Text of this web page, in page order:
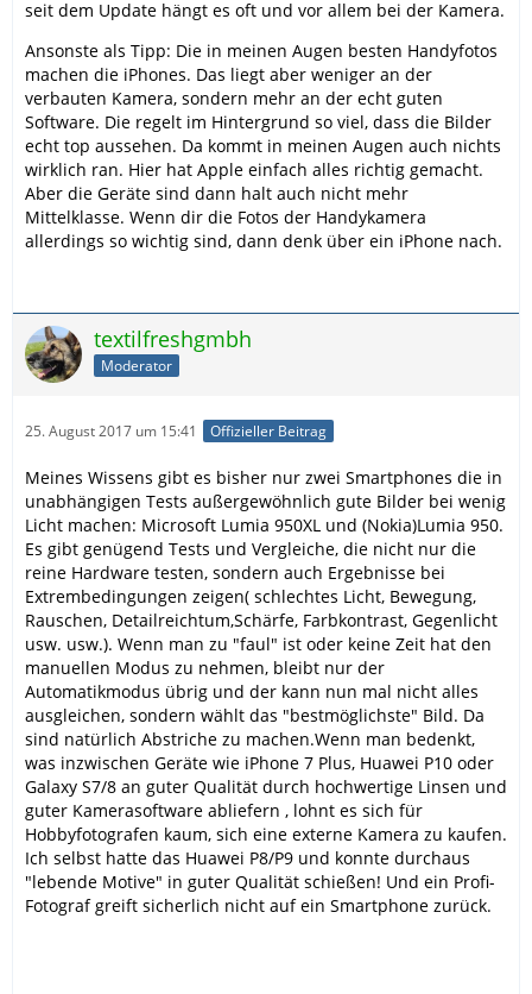
seit dem Update hängt es oft und vor allem bei der Kamera.
Ansonste als Tipp: Die in meinen Augen besten Handyfotos
machen die iPhones. Das liegt aber weniger an der
verbauten Kamera, sondern mehr an der echt guten
Software. Die regelt im Hintergrund so viel, dass die Bilder
echt top aussehen. Da kommt in meinen Augen auch nichts
wirklich ran. Hier hat Apple einfach alles richtig gemacht.
Aber die Geräte sind dann halt auch nicht mehr
Mittelklasse. Wenn dir die Fotos der Handykamera
allerdings so wichtig sind, dann denk über ein iPhone nach.
textilfreshgmbh
Moderator
25. August 2017 um 15:41 Offizieller Beitrag
Meines Wissens gibt es bisher nur zwei Smartphones die in
unabhängigen Tests außergewöhnlich gute Bilder bei wenig
Licht machen: Microsoft Lumia 950XL und (Nokia)Lumia 950.
Es gibt genügend Tests und Vergleiche, die nicht nur die
reine Hardware testen, sondern auch Ergebnisse bei
Extrembedingungen zeigen( schlechtes Licht, Bewegung,
Rauschen, Detailreichtum,Schärfe, Farbkontrast, Gegenlicht
usw. usw.). Wenn man zu "faul" ist oder keine Zeit hat den
manuellen Modus zu nehmen, bleibt nur der
Automatikmodus übrig und der kann nun mal nicht alles
ausgleichen, sondern wählt das "bestmöglichste" Bild. Da
sind natürlich Abstriche zu machen.Wenn man bedenkt,
was inzwischen Geräte wie iPhone 7 Plus, Huawei P10 oder
Galaxy S7/8 an guter Qualität durch hochwertige Linsen und
guter Kamerasoftware abliefern , lohnt es sich für
Hobbyfotografen kaum, sich eine externe Kamera zu kaufen.
Ich selbst hatte das Huawei P8/P9 und konnte durchaus
"lebende Motive" in guter Qualität schießen! Und ein Profi-
Fotograf greift sicherlich nicht auf ein Smartphone zurück.